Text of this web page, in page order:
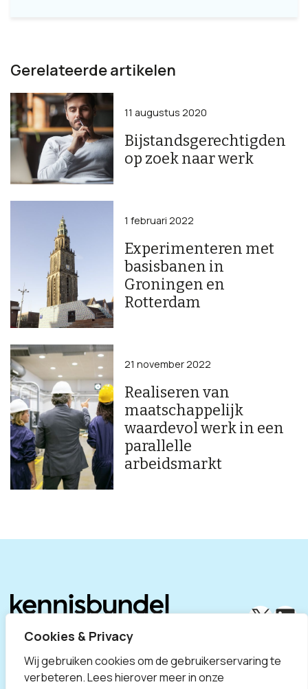
Cookies & Privacy
Wij gebruiken cookies om de gebruikerservaring te
verbeteren. Lees hierover meer in onze
Gerelateerde artikelen
Bijstandsgerechtigden
op zoek naar werk
11 augustus 2020
Experimenteren met
basisbanen in
Groningen en
Rotterdam
1 februari 2022
Realiseren van
maatschappelijk
waardevol werk in een
parallelle
arbeidsmarkt
21 november 2022
X